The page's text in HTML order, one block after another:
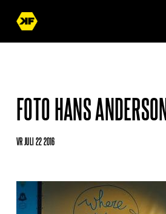
FOTO HANS ANDERSON
VR JULI 22 2016